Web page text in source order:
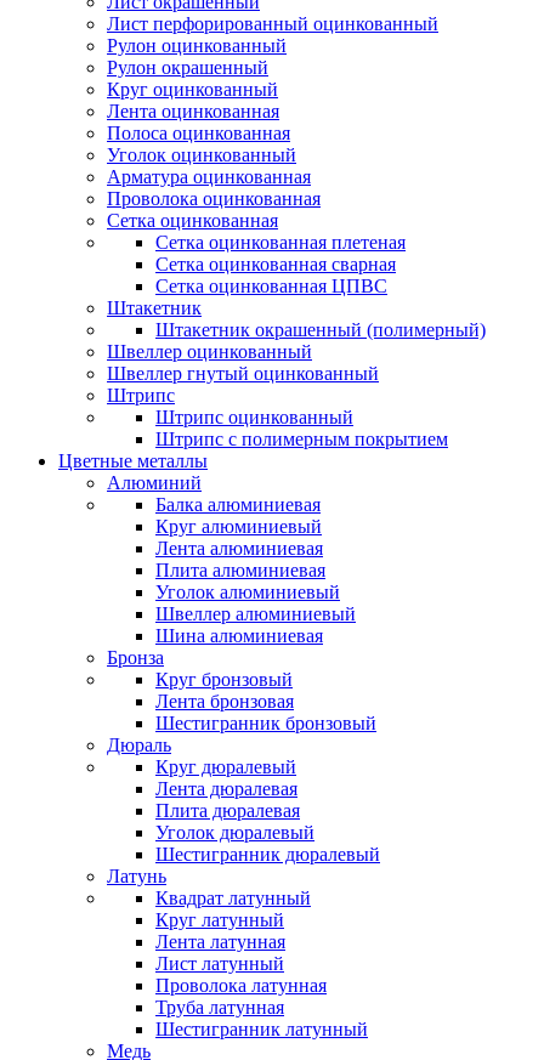
Лист перфорированный оцинкованный
Рулон оцинкованный
Рулон окрашенный
Круг оцинкованный
Лента оцинкованная
Полоса оцинкованная
Уголок оцинкованный
Арматура оцинкованная
Проволока оцинкованная
Сетка оцинкованная
Сетка оцинкованная плетеная
Сетка оцинкованная сварная
Сетка оцинкованная ЦПВС
Штакетник
Штакетник окрашенный (полимерный)
Швеллер оцинкованный
Швеллер гнутый оцинкованный
Штрипс
Штрипс оцинкованный
Штрипс с полимерным покрытием
Цветные металлы
Алюминий
Балка алюминиевая
Круг алюминиевый
Лента алюминиевая
Плита алюминиевая
Уголок алюминиевый
Швеллер алюминиевый
Шина алюминиевая
Бронза
Круг бронзовый
Лента бронзовая
Шестигранник бронзовый
Дюраль
Круг дюралевый
Лента дюралевая
Плита дюралевая
Уголок дюралевый
Шестигранник дюралевый
Латунь
Квадрат латунный
Круг латунный
Лента латунная
Лист латунный
Проволока латунная
Труба латунная
Шестигранник латунный
Медь